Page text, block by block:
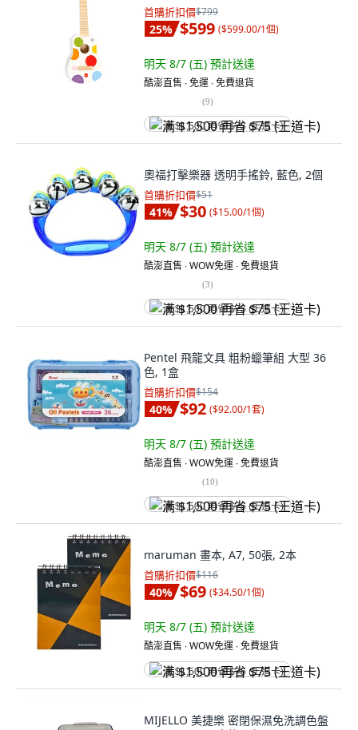
首購折扣價$799
25% $599 ($599.00/1個)
明天 8/7 (五) 預計送達
酷澎直售 ∙ 免運 ∙ 免費退貨
(9)
满 $1,500 再省 $75 (王道卡)
奧福打擊樂器 透明手搖鈴, 藍色, 2個
首購折扣價$51
41% $30 ($15.00/1個)
明天 8/7 (五) 預計送達
酷澎直售 ∙ WOW免運 ∙ 免費退貨
(3)
满 $1,500 再省 $75 (王道卡)
Pentel 飛龍文具 粗粉蠟筆組 大型 36
色, 1盒
首購折扣價$154
40% $92 ($92.00/1套)
明天 8/7 (五) 預計送達
酷澎直售 ∙ WOW免運 ∙ 免費退貨
(10)
满 $1,500 再省 $75 (王道卡)
maruman 畫本, A7, 50張, 2本
首購折扣價$116
40% $69 ($34.50/1個)
明天 8/7 (五) 預計送達
酷澎直售 ∙ WOW免運 ∙ 免費退貨
满 $1,500 再省 $75 (王道卡)
MIJELLO 美捷樂 密閉保濕免洗調色盤